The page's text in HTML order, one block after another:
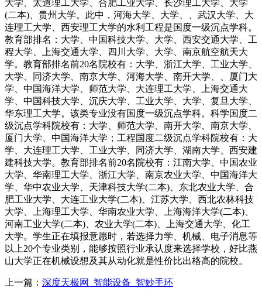
大学、太道理工大学、合肥工业大学、长沙理工大学、大学
(二本)、贵州大学。此中，河海大学、大学、、武汉大学、大
连理工大学、西安理工大学的水利工程是国度一级沉点学科。
教育部排名：大学、中国科技大学、大学、西安交通大学、工
程大学、上海交通大学、四川大学、大学、南京航空航天大
学。教育部排名前20名院校有：大学、浙江大学、工业大学、
大学、同济大学、南京大学、河海大学、南开大学、、厦门大
学、中国海洋大学、师范大学、大连理工大学、上海交通大
学、中国科技大学、沉庆大学、工业大学、大学、复旦大学、
华东理工大学。该类专业没有国度一级沉点学科。科学国度二
级沉点学科院校有：大学、师范大学、南开大学、南京大学、
厦门大学、中国海洋大学；工程国度二级沉点学科院校有：大
学、大连理工大学、工业大学、同济大学、湖南大学、西安建
建科技大学。教育部排名前20名院校有：江南大学、中国农业
大学、华南理工大学、浙江大学、南京农业大学、中国海洋大
学、华中农业大学、天津科技大学(二本)、东北农业大学、合
肥工业大学、大连工业大学(二本)、江苏大学、西北农林科技
大学、上海理工大学、华南农业大学、上海海洋大学(二本)、
河南工业大学(二本)、农业大学(二本)、上海交通大学、化工
大学。学生正在填报意愿时，若选择力学、机械、电子消息等
以上20个专业类别，能够按照行业承认度来选择学校，好比燕
山大学正在机械设想及其从动化就是性价比出格高的院校。
上一篇： 深度天极网_智能设备_智妙手环